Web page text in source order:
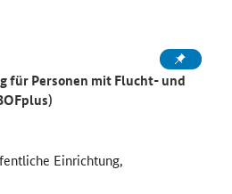
für Personen mit Flucht- und
Einrichtung,